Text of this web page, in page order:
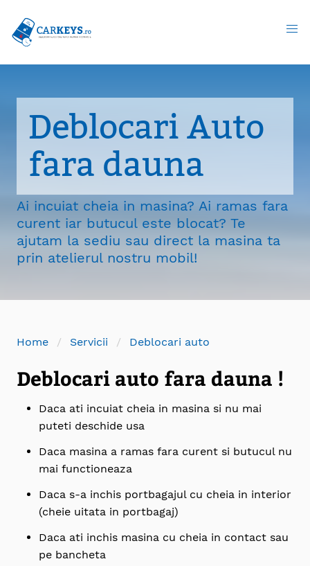
Deblocari Auto fara dauna - go to homepage
Deblocari Auto
fara dauna
Ai incuiat cheia in masina? Ai ramas fara
curent iar butucul este blocat? Te
ajutam la sediu sau direct la masina ta
prin atelierul nostru mobil!
Home Servicii Deblocari auto
Deblocari auto fara dauna !
Daca ati incuiat cheia in masina si nu mai
puteti deschide usa
Daca masina a ramas fara curent si butucul nu
mai functioneaza
Daca s-a inchis portbagajul cu cheia in interior
(cheie uitata in portbagaj)
Daca ati inchis masina cu cheia in contact sau
pe bancheta